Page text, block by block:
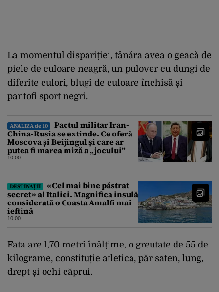
La momentul dispariției, tânăra avea o geacă de
piele de culoare neagră, un pulover cu dungi de
diferite culori, blugi de culoare închisă și
pantofi sport negri.
ANALIZA de 10
Pactul militar Iran-
China-Rusia se extinde. Ce oferă
Moscova și Beijingul și care ar
putea fi marea miză a „jocului”
10:00
DESTINAȚII
«Cel mai bine păstrat
secret» al Italiei. Magnifica insulă
considerată o Coasta Amalfi mai
ieftină
10:00
Fata are 1,70 metri înălțime, o greutate de 55 de
kilograme, constituție atletica, păr saten, lung,
drept și ochi căprui.